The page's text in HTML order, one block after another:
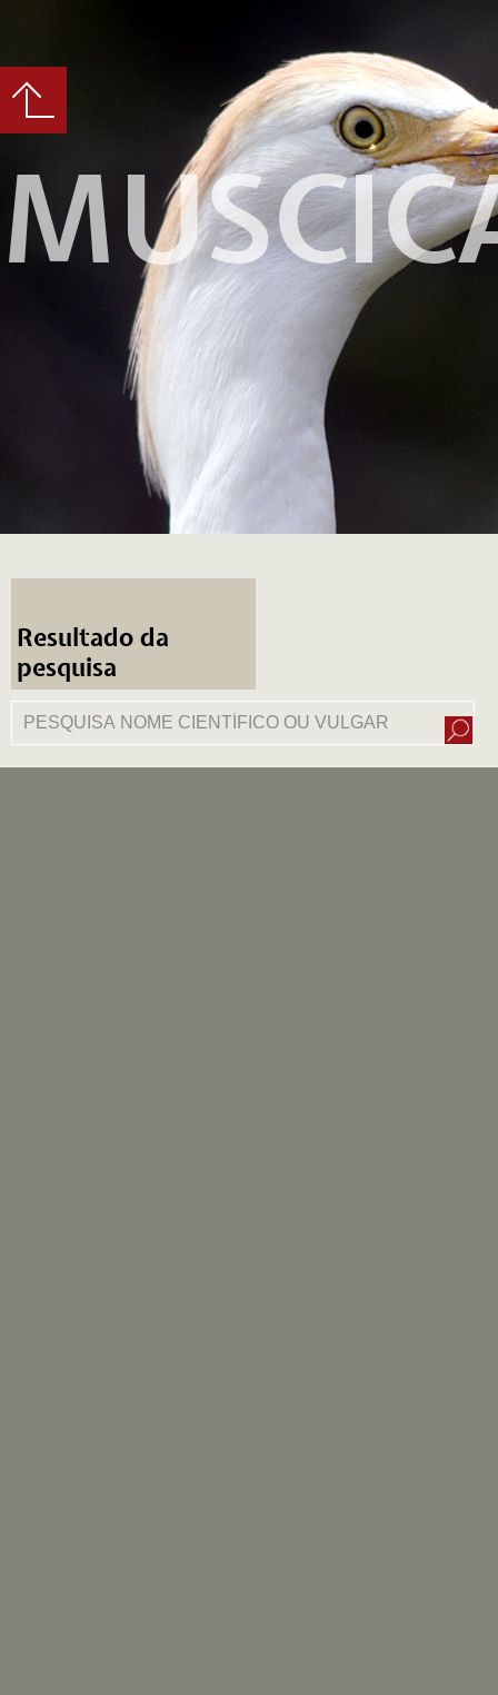
Resultado da
pesquisa